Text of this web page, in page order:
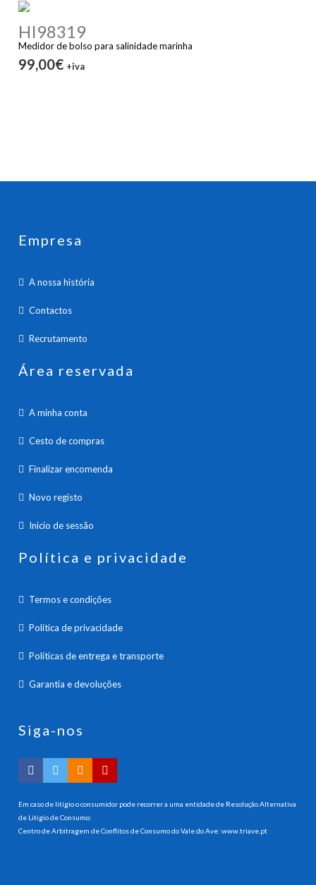
HI98319
Medidor de bolso para salinidade marinha
99,00€ +iva
Empresa
A nossa história
Contactos
Recrutamento
Área reservada
A minha conta
Cesto de compras
Finalizar encomenda
Novo registo
Inicio de sessão
Política e privacidade
Termos e condições
Política de privacidade
Políticas de entrega e transporte
Garantia e devoluções
Siga-nos
Em caso de litígio o consumidor pode recorrer a uma entidade de Resolução Alternativa
de Litigio de Consumo:
Centro de Arbitragem de Conflitos de Consumo do Vale do Ave:www.triave.pt